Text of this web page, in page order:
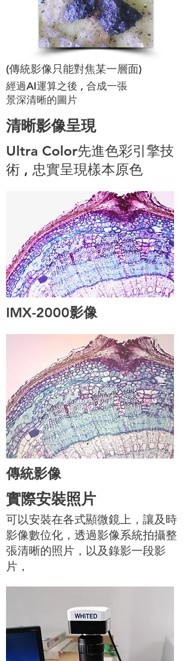
(傳統影像只能對焦某一層面)
經過AI運算之後 , 合成一張
景深清晰的圖片
清晰影像呈現
Ultra Color先進色彩引擎技
術 , 忠實呈現樣本原色
IMX-2000影像
傳統影像
實際安裝照片
可以安裝在各式顯微鏡上，讓及時
影像數位化，透過影像系統拍攝整
張清晰的照片，以及錄影一段影
片，